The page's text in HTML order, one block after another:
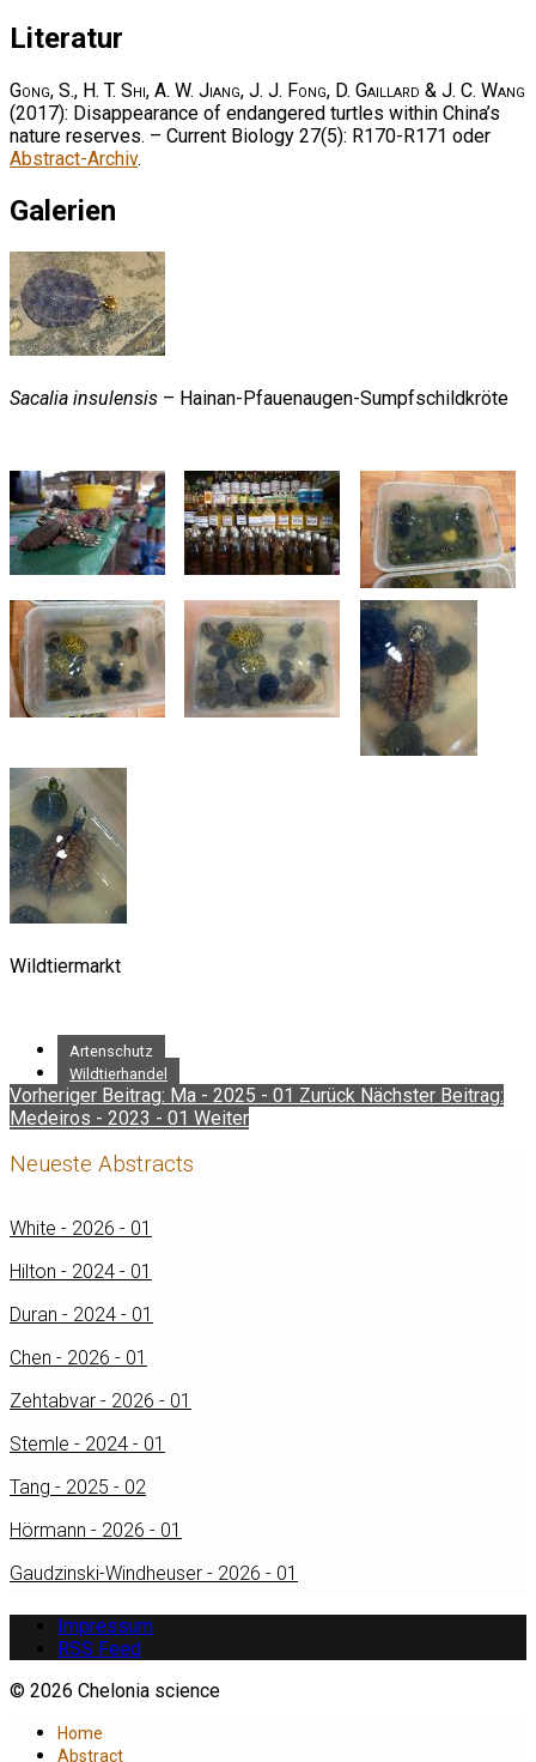
Literatur
Gong, S., H. T. Shi, A. W. Jiang, J. J. Fong, D. Gaillard & J. C. Wang
(2017): Disappearance of endangered turtles within China’s
nature reserves. – Current Biology 27(5): R170-R171 oder
Abstract-Archiv.
Galerien
Sacalia insulensis – Hainan-Pfauenaugen-Sumpfschildkröte
Wildtiermarkt
Artenschutz
Wildtierhandel
Vorheriger Beitrag: Ma - 2025 - 01 Zurück Nächster Beitrag:
Medeiros - 2023 - 01 Weiter
Neueste Abstracts
White - 2026 - 01
Hilton - 2024 - 01
Duran - 2024 - 01
Chen - 2026 - 01
Zehtabvar - 2026 - 01
Stemle - 2024 - 01
Tang - 2025 - 02
Hörmann - 2026 - 01
Gaudzinski-Windheuser - 2026 - 01
Impressum
RSS Feed
© 2026 Chelonia science
Home
Abstract